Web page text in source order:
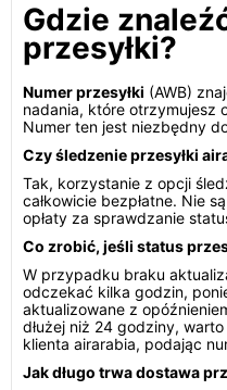
Gdzie
przesyłki?
Numer przesyłki (AWB)
nadania, które otrzymujesz
Numer ten jest niezbędny
Czy śledzenie przesyłki
Tak, korzystanie z opcji
całkowicie bezpłatne. Nie
opłaty za sprawdzanie
Co zrobić, jeśli status
W przypadku braku
odczekać kilka godzin,
aktualizowane z
dłużej niż 24 godziny,
klienta airarabia, podając
Jak długo trwa dostawa